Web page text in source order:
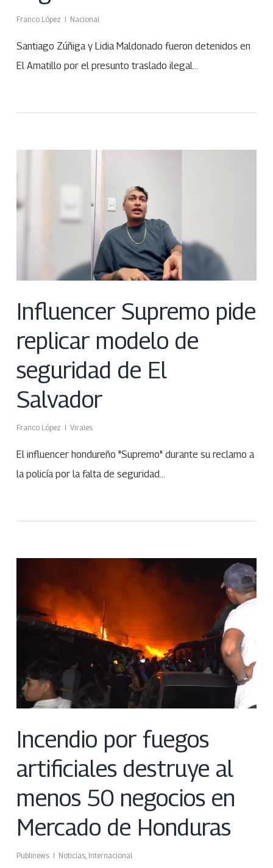
Franco López Nacional
Santiago Zúñiga y Lidia Maldonado fueron detenidos en
El Amatillo por el presunto traslado ilegal…
Influencer Supremo pide
replicar modelo de
seguridad de El
Salvador
Franco López Virales
El influencer hondureño "Supremo" durante su reclamo a
la policía por la falta de seguridad…
Incendio por fuegos
artificiales destruye al
menos 50 negocios en
Mercado de Honduras
Publinews Noticias, Internacional